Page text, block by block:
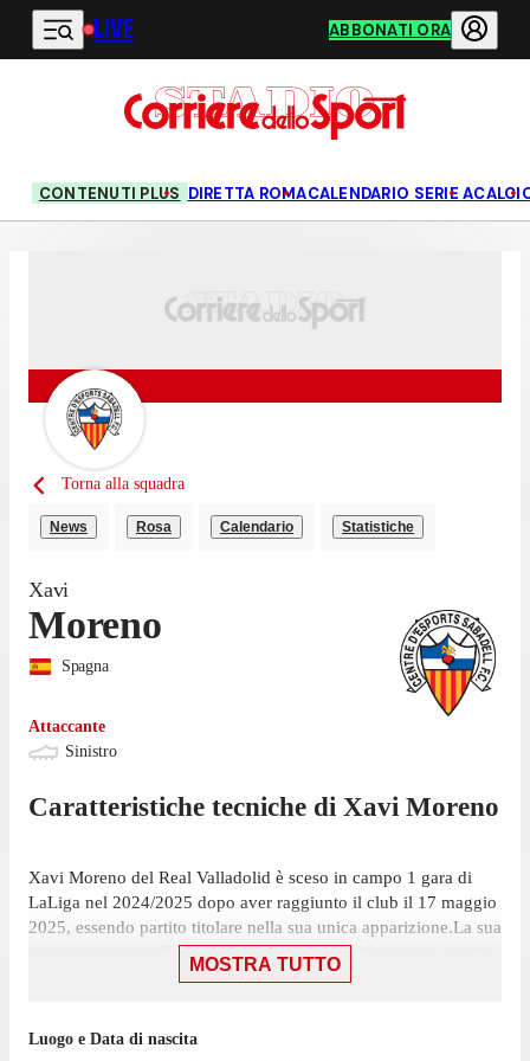
Vai al contenuto principale
LIVE ABBONATI ORA
CONTENUTI PLUS DIRETTA ROMACALENDARIO SERIE A
Torna alla squadra
News Rosa Calendario Statistiche
Xavi
Moreno
Spagna
Attaccante
Sinistro
Caratteristiche tecniche di Xavi Moreno
Xavi Moreno del Real Valladolid è sceso in campo 1 gara di
LaLiga nel 2024/2025 dopo aver raggiunto il club il 17 maggio
2025, essendo partito titolare nella sua unica apparizione.La sua
prima presenza nella competizione è stata il 18 maggio, partita
in cui ha giocato 45 minuti con la maglia del Real Valladolid
Nell'ultima stagione con Real Valladolid II in Segunda División
MOSTRA TUTTO
Luogo e Data di nascita